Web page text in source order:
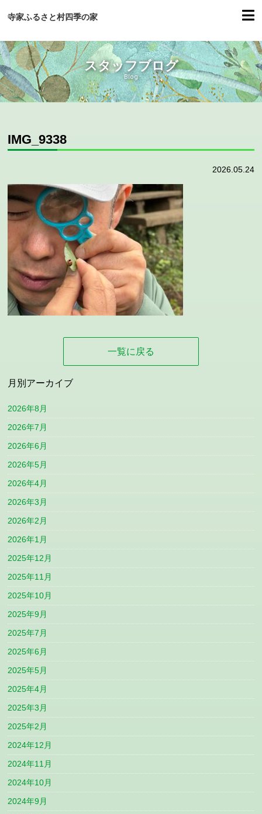
寺家ふるさと村四季の家
スタッフブログ
Blog
IMG_9338
2026.05.24
一覧に戻る
月別アーカイブ
2026年8月
2026年7月
2026年6月
2026年5月
2026年4月
2026年3月
2026年2月
2026年1月
2025年12月
2025年11月
2025年10月
2025年9月
2025年7月
2025年6月
2025年5月
2025年4月
2025年3月
2025年2月
2024年12月
2024年11月
2024年10月
2024年9月